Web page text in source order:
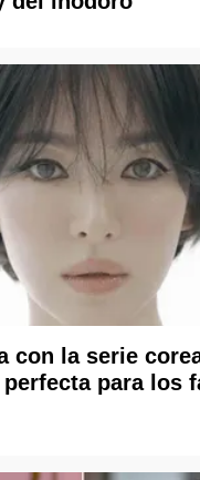
con la serie
para los